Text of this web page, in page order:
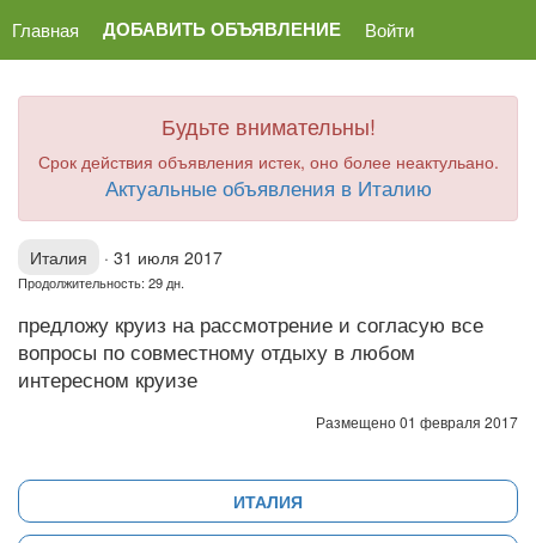
Главная ДОБАВИТЬ ОБЪЯВЛЕНИЕ Войти
Будьте внимательны!
Срок действия объявления истек, оно более неактульано.
Актуальные объявления в Италию
Италия · 31 июля 2017
Продолжительность: 29 дн.
предложу круиз на рассмотрение и согласую все
вопросы по совместному отдыху в любом
интересном круизе
Размещено 01 февраля 2017
ИТАЛИЯ